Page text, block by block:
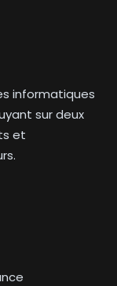
informatiques
sur deux
et